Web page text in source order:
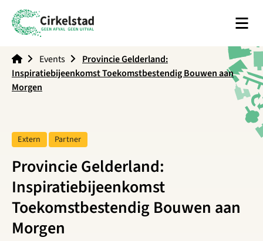
Menu
Events
Provincie Gelderland:
Inspiratiebijeenkomst Toekomstbestendig Bouwen aan
Morgen
Provincie Gelderland:
Inspiratiebijeenkomst
Toekomstbestendig Bouwen aan
Morgen
Tag:
Extern Tag:
Partner